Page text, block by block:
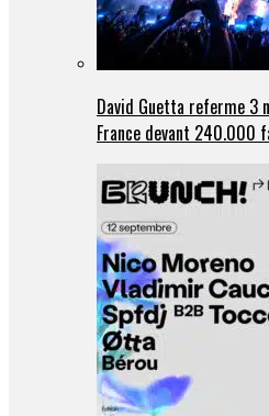
David Guetta referme 3
France devant 240.000